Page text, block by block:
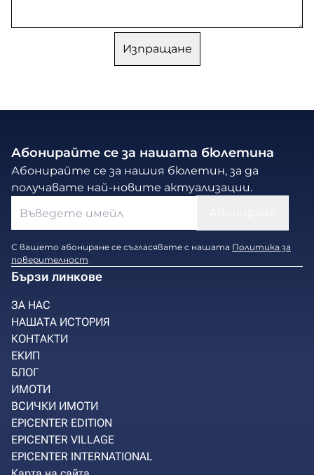
Абонирайте се за нашата бюлетина
Абонирайте се за нашия бюлетин, за да
получавате най-новите актуализации.
С вашето абониране се съгласявате с нашата Политика за
поверителност
Бързи линкове
ЗА НАС
НАШАТА ИСТОРИЯ
КОНТАКТИ
ЕКИП
БЛОГ
ИМОТИ
ВСИЧКИ ИМОТИ
EPICENTER EDITION
EPICENTER VILLAGE
EPICENTER INTERNATIONAL